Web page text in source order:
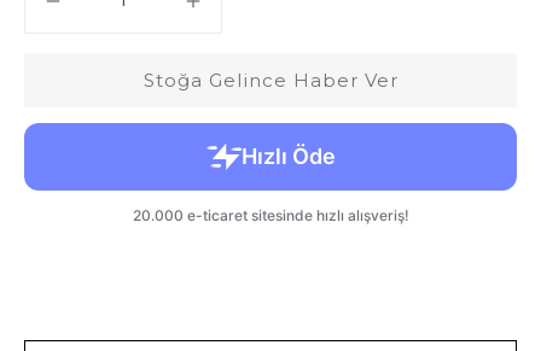
Stoğa Gelince Haber Ver